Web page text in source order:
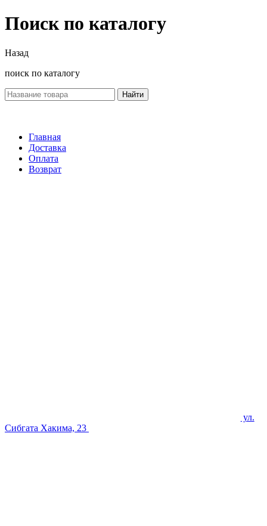
Поиск по каталогу
Назад
поиск по каталогу
Найти
Главная
Доставка
Оплата
Возврат
ул.
Сибгата Хакима, 23